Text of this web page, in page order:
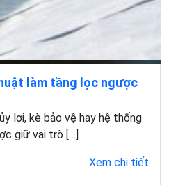
làm tầng lọc ngược
lợi, kè bảo vệ hay hệ thống
giữ vai trò […]
Xem chi tiết